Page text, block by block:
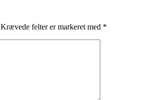
Krævede felter er markeret med *